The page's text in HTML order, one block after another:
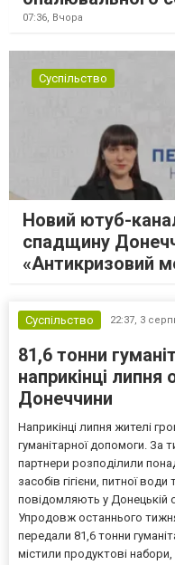
07:36, Вчора
Суспільство
Новий ютуб-
спадщину
«Антикризовий
Суспільство 22:37, 3
81,6 тонни
наприкінці
Донеччини
Наприкінці липня жителі
гуманітарної допомоги. За
партнери розподілили
засобів гігієни, питної
повідомляють у Донецькій
Упродовж останнього
передали 81,6 тонни
містили продуктові набори,